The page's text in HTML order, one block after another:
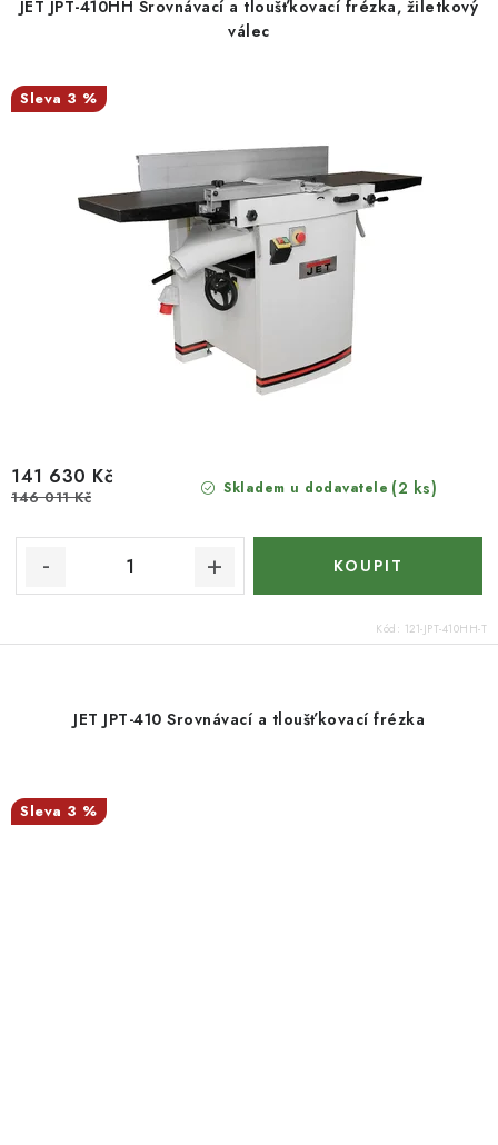
JET JPT-410HH Srovnávací a tloušťkovací frézka, žiletkový
válec
3 %
Skladem u dodavatele (2 ks)
141 630 Kč
146 011 Kč
Kód: 121-JPT-410HH-T
JET JPT-410 Srovnávací a tloušťkovací frézka
3 %